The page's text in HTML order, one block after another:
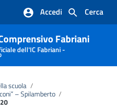
Cerca
Accedi
Fabriani
dell'IC Fabriani -
scuola /
– Spilamberto /